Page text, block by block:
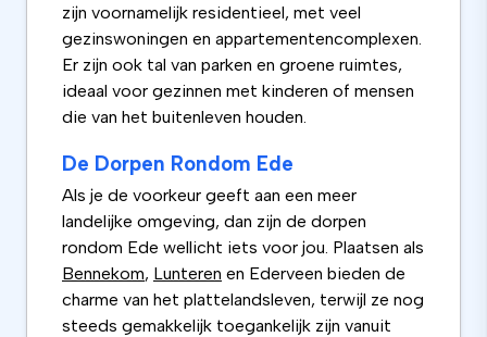
zijn voornamelijk residentieel, met veel
gezinswoningen en appartementencomplexen.
Er zijn ook tal van parken en groene ruimtes,
ideaal voor gezinnen met kinderen of mensen
die van het buitenleven houden.
De Dorpen Rondom Ede
Als je de voorkeur geeft aan een meer
landelijke omgeving, dan zijn de dorpen
rondom Ede wellicht iets voor jou. Plaatsen als
Bennekom, Lunteren en Ederveen bieden de
charme van het plattelandsleven, terwijl ze nog
steeds gemakkelijk toegankelijk zijn vanuit